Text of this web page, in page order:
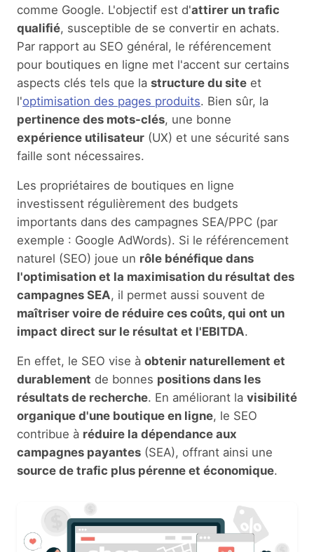
comme Google. L'objectif est d'attirer un trafic
qualifié, susceptible de se convertir en achats.
Par rapport au SEO général, le référencement
pour boutiques en ligne met l'accent sur certains
aspects clés tels que la structure du site et
l'optimisation des pages produits. Bien sûr, la
pertinence des mots-clés, une bonne
expérience utilisateur (UX) et une sécurité sans
faille sont nécessaires.
Les propriétaires de boutiques en ligne
investissent régulièrement des budgets
importants dans des campagnes SEA/PPC (par
exemple : Google AdWords). Si le référencement
naturel (SEO) joue un rôle bénéfique dans
l'optimisation et la maximisation du résultat des
campagnes SEA, il permet aussi souvent de
maîtriser voire de réduire ces coûts, qui ont un
impact direct sur le résultat et l'EBITDA.
En effet, le SEO vise à obtenir naturellement et
durablement de bonnes positions dans les
résultats de recherche. En améliorant la visibilité
organique d'une boutique en ligne, le SEO
contribue à réduire la dépendance aux
campagnes payantes (SEA), offrant ainsi une
source de trafic plus pérenne et économique.